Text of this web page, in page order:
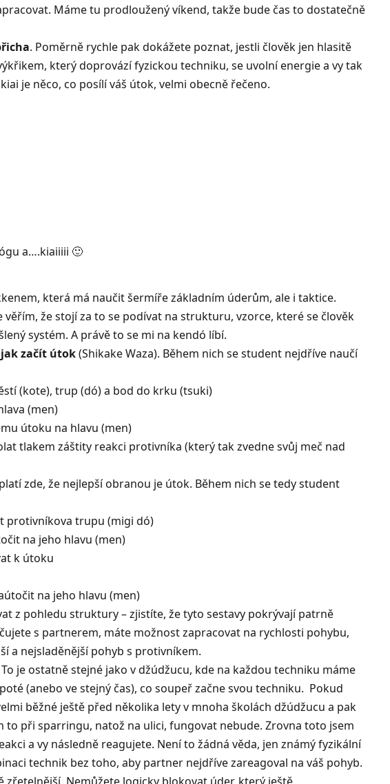
Máme tu prodloužený víkend, takže bude čas to dostatečně
. Poměrně rychle pak dokážete poznat, jestli člověk jen hlasitě
který doprovází fyzickou techniku, se uvolní energie a vy tak
je něco, co posílí váš útok, velmi obecně řečeno.
a….kiaiiiii 🙂
která má naučit šermíře základním úderům, ale i taktice.
že stojí za to se podívat na strukturu, vzorce, které se člověk
systém. A právě to se mi na kendó líbí.
jak začít útok(Shikake Waza). Během nich se student nejdříve naučí
(kote), trup (dó) a bod do krku (tsuki)
(men)
útoku na hlavu (men)
tlakem záštity reakci protivníka (který tak zvedne svůj meč nad
zde, že nejlepší obranou je útok. Během nich se tedy student
protivníkova trupu (migi dó)
na jeho hlavu (men)
k útoku
na jeho hlavu (men)
z pohledu struktury – zjistíte, že tyto sestavy pokrývají patrně
s partnerem, máte možnost zapracovat na rychlosti pohybu,
a nejsladěnější pohyb s protivníkem.
je ostatně stejné jako v džúdžucu, kde na každou techniku máme
(anebo ve stejný čas), co soupeř začne svou techniku. Pokud
běžné ještě před několika lety v mnoha školách džúdžucu a pak
při sparringu, natož na ulici, fungovat nebude. Zrovna toto jsem
a vy následně reagujete. Není to žádná věda, jen známý fyzikální
technik bez toho, aby partner nejdříve zareagoval na váš pohyb.